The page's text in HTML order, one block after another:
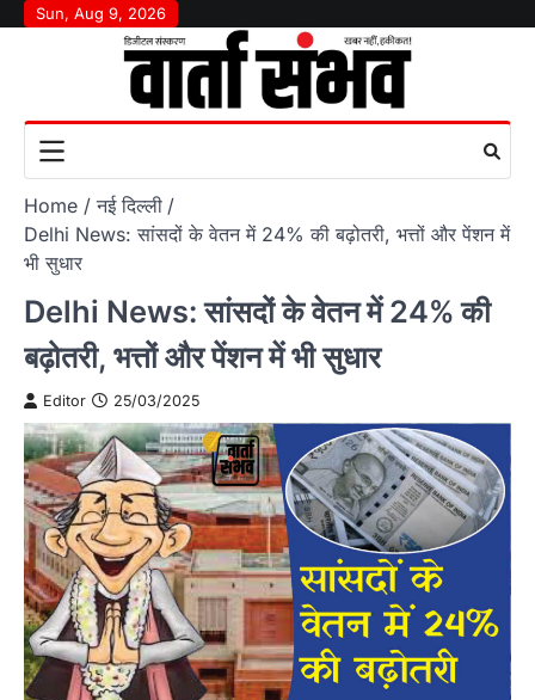
SkipSun, Aug 9, 2026
Home
नई दिल्ली
Delhi News: सांसदों के वेतन में 24% की बढ़ोतरी, भत्तों और पेंशन में
भी सुधार
Delhi News: सांसदों के वेतन में 24% की
बढ़ोतरी, भत्तों और पेंशन में भी सुधार
Editor 25/03/2025